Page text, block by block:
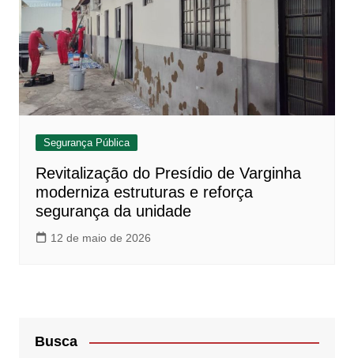
Segurança Pública
Revitalização do Presídio de Varginha
moderniza estruturas e reforça
segurança da unidade
12 de maio de 2026
Busca